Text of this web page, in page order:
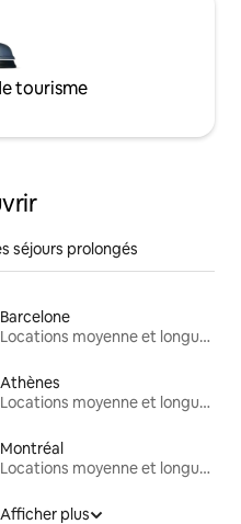
tourisme
séjours prolongés
Barcelone
Locations moyenne et longue durée
Athènes
Locations moyenne et longue durée
Montréal
Locations moyenne et longue durée
Afficher plus